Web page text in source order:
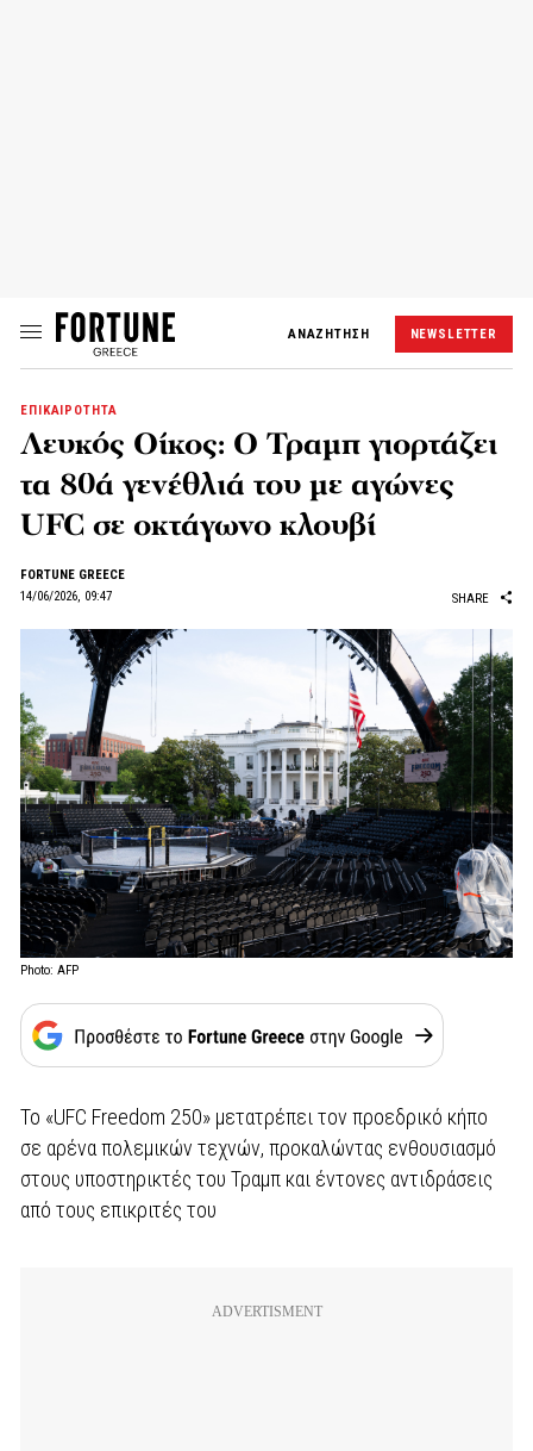
ΑΝΑΖΗΤΗΣΗ NEWSLETTER
ΕΠΙΚΑΙΡΟΤΗΤΑ
Λευκός Οίκος: Ο Τραμπ γιορτάζει
τα 80ά γενέθλιά του με αγώνες
UFC σε οκτάγωνο κλουβί
FORTUNE GREECE
14/06/2026, 09:47
SHARE
Photo: AFP
Το «UFC Freedom 250» μετατρέπει τον προεδρικό κήπο
σε αρένα πολεμικών τεχνών, προκαλώντας ενθουσιασμό
στους υποστηρικτές του Τραμπ και έντονες αντιδράσεις
από τους επικριτές του